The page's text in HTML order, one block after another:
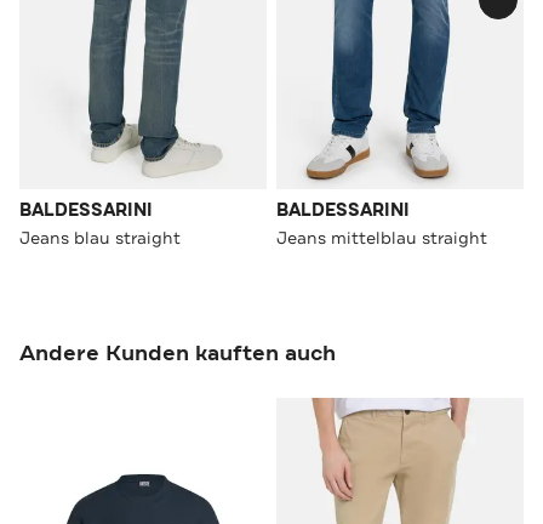
BALDESSARINI
Jeans blau straight
BALDESSARINI
Jeans mittelblau straight
Andere Kunden kauften auch